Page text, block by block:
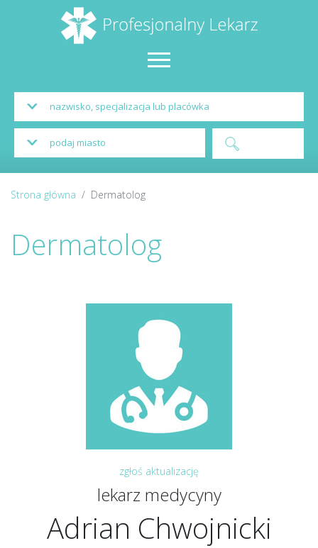
Strona główna Dermatolog
Dermatolog
zgłoś aktualizację
lekarz medycyny
Adrian Chwojnicki